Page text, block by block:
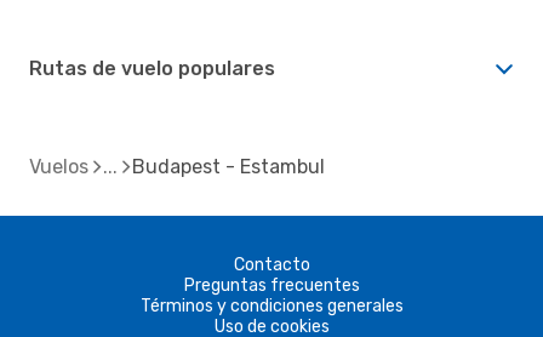
Rutas de vuelo populares
Vuelos Budapest - Estambul
Contacto
Preguntas frecuentes
Términos y condiciones generales
Uso de cookies